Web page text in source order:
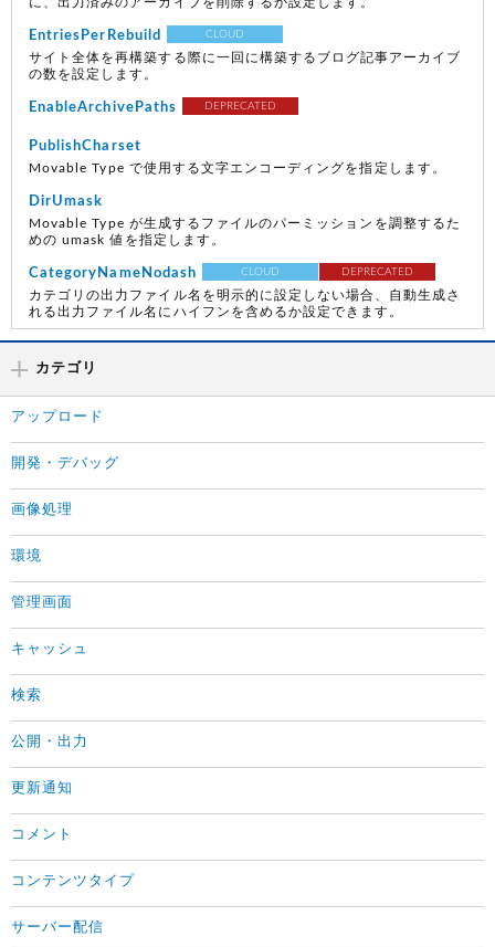
に、出力済みのアーカイブを削除するか設定します。
EntriesPerRebuild CLOUD
サイト全体を再構築する際に一回に構築するブログ記事アーカイブ
の数を設定します。
EnableArchivePaths DEPRECATED
PublishCharset
Movable Type で使用する文字エンコーディングを指定します。
DirUmask
Movable Type が生成するファイルのパーミッションを調整するた
めの umask 値を指定します。
CategoryNameNodash CLOUD DEPRECATED
カテゴリの出力ファイル名を明示的に設定しない場合、自動生成さ
れる出力ファイル名にハイフンを含めるか設定できます。
カテゴリ
アップロード
開発・デバッグ
画像処理
環境
管理画面
キャッシュ
検索
公開・出力
更新通知
コメント
コンテンツタイプ
サーバー配信